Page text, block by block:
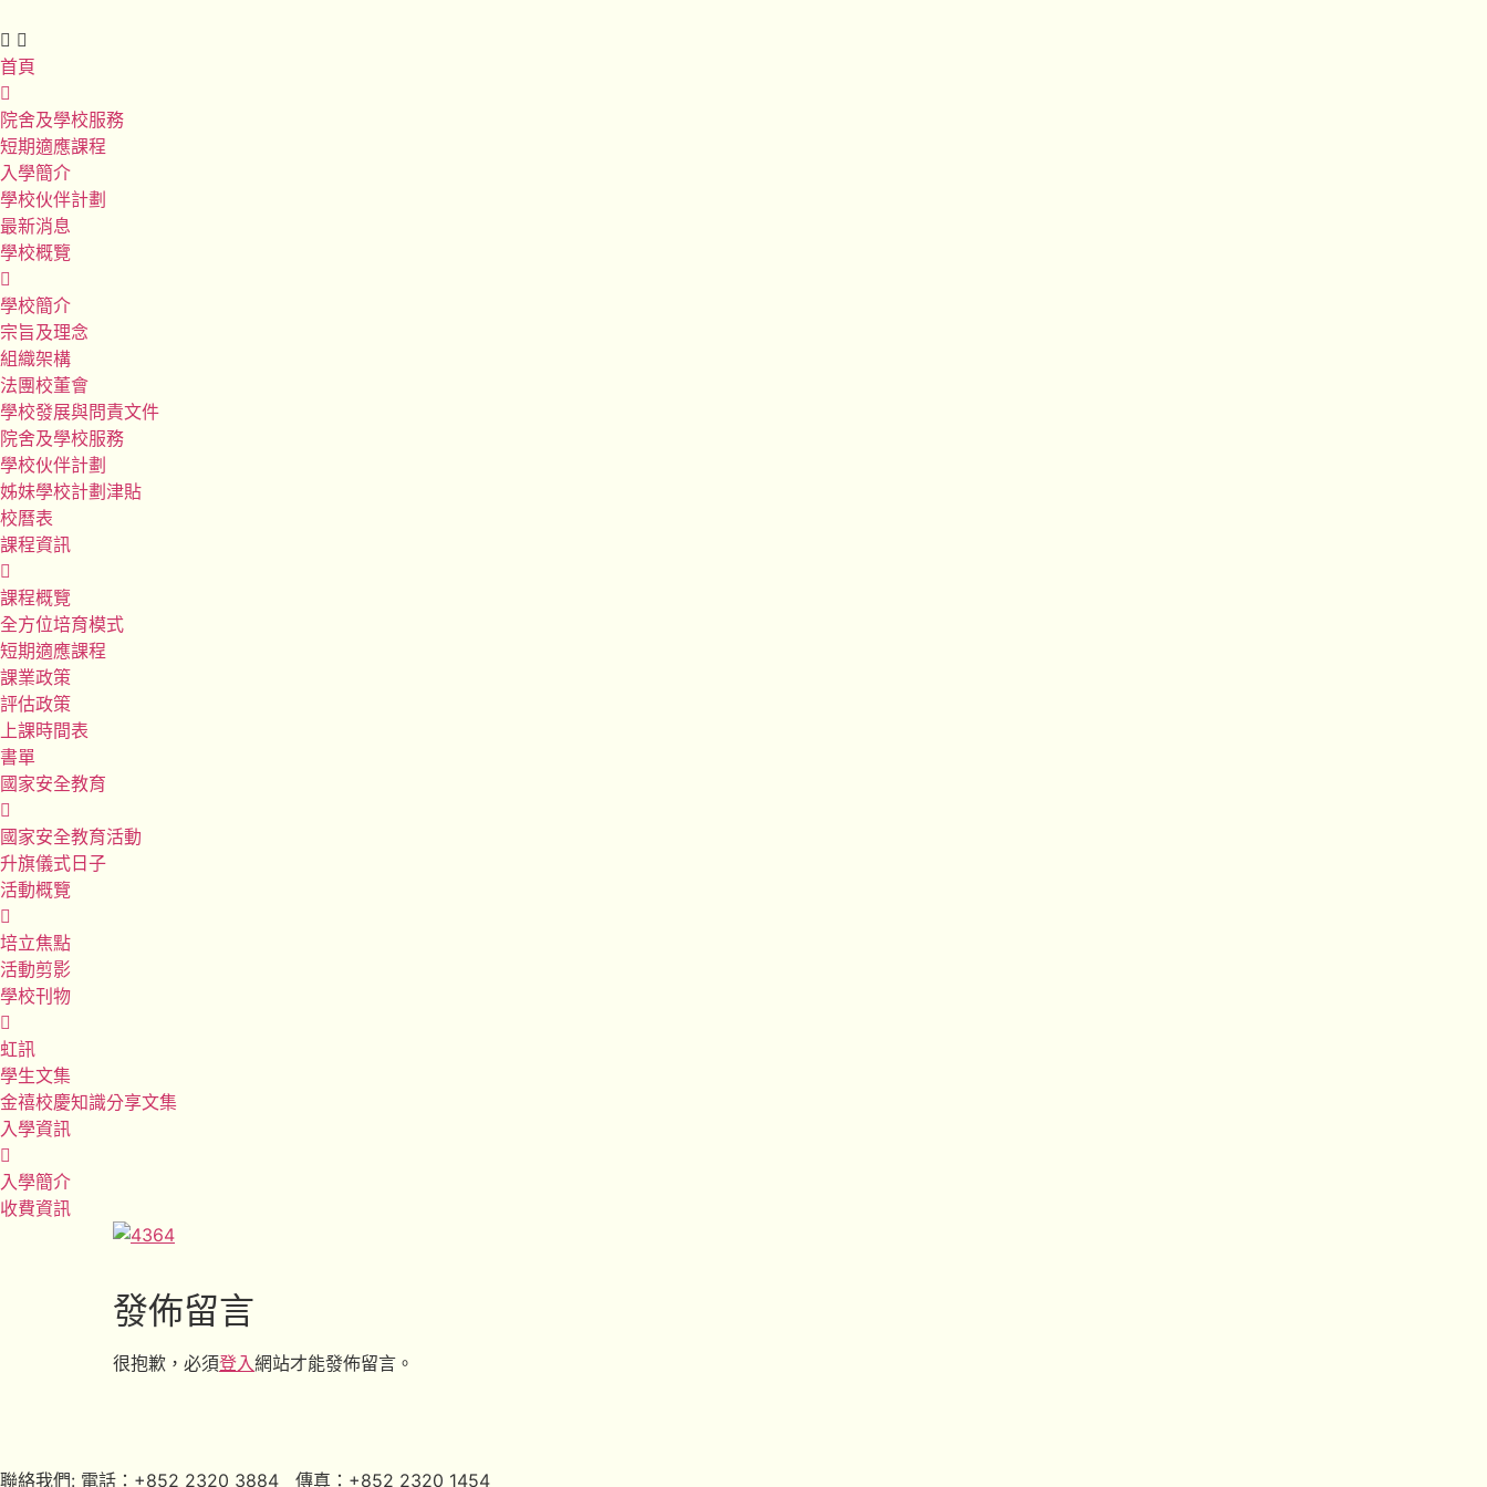
首頁
院舍及學校服務
短期適應課程
入學簡介
學校伙伴計劃
最新消息
學校概覽
學校簡介
宗旨及理念
組織架構
法團校董會
學校發展與問責文件
院舍及學校服務
學校伙伴計劃
姊妹學校計劃津貼
校曆表
課程資訊
課程概覽
全方位培育模式
短期適應課程
課業政策
評估政策
上課時間表
書單
國家安全教育
國家安全教育活動
升旗儀式日子
活動概覽
培立焦點
活動剪影
學校刊物
虹訊
學生文集
金禧校慶知識分享文集
入學資訊
入學簡介
收費資訊
發佈留言
很抱歉，必須登入網站才能發佈留言。
聯絡我們: 電話：+852 2320 3884 傳真：+852 2320 1454